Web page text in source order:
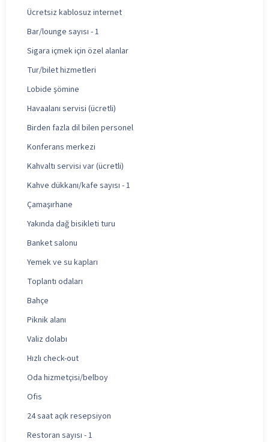
Ücretsiz kablosuz internet
Bar/lounge sayısı - 1
Sigara içmek için özel alanlar
Tur/bilet hizmetleri
Lobide şömine
Havaalanı servisi (ücretli)
Birden fazla dil bilen personel
Konferans merkezi
Kahvaltı servisi var (ücretli)
Kahve dükkanı/kafe sayısı - 1
Çamaşırhane
Yakında dağ bisikleti turu
Banket salonu
Yemek ve su kapları
Toplantı odaları
Bahçe
Piknik alanı
Valiz dolabı
Hızlı check-out
Oda hizmetçisi/belboy
Ofis
24 saat açık resepsiyon
Restoran sayısı - 1